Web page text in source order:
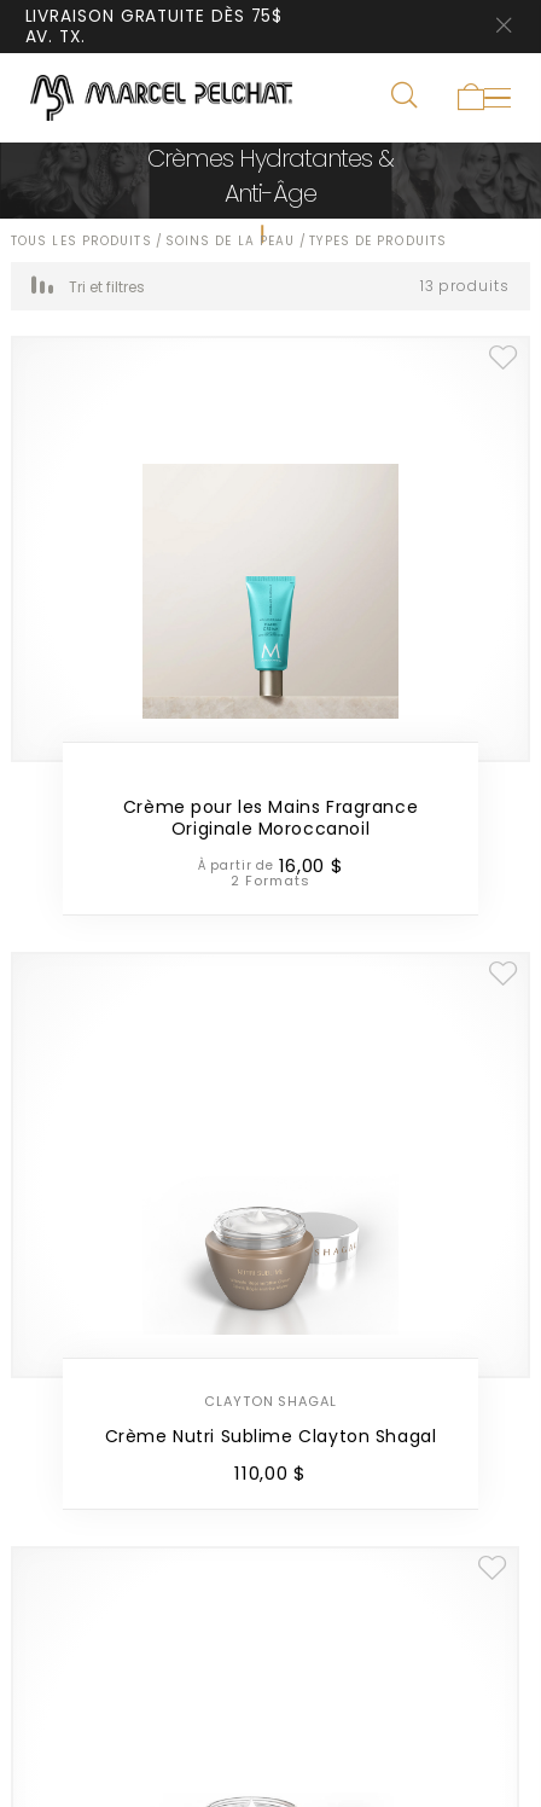
LIVRAISON GRATUITE DÈS 75$
AV. TX.
Crèmes Hydratantes &
Anti-Âge
TOUS LES PRODUITS / SOINS DE LA PEAU /TYPES DE PRODUITS
Tri et filtres 13 produits
Crème pour les Mains Fragrance
Originale Moroccanoil
À partir de 16,00 $
2 Formats
CLAYTON SHAGAL
Crème Nutri Sublime Clayton Shagal
110,00 $